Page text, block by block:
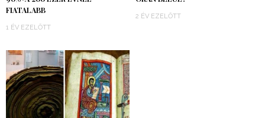
FIATALABB
1 ÉV EZELŐTT
2 ÉV EZELŐTT